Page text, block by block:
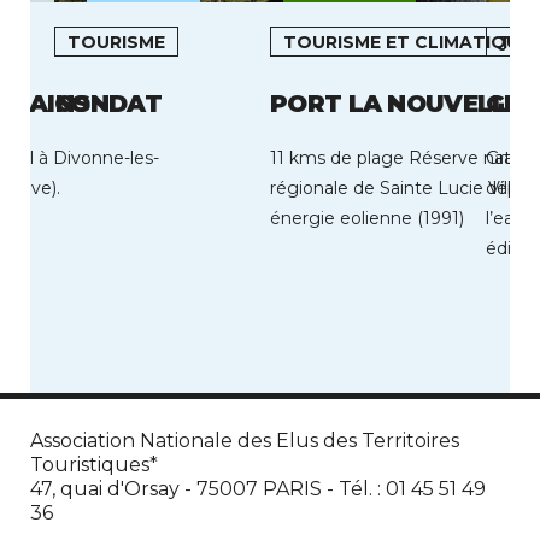
BAINS
à Divonne-les-
TOURISME
CONDAT
TOURISME ET CLIMATIQUE
PORT LA NOUVELLE
11 kms de plage Réserve
régionale de Sainte Lucie Ville
énergie eolienne (1991)
Association Nationale des Elus des Territoires
Touristiques*
47, quai d'Orsay - 75007 PARIS - Tél. : 01 45 51 49
36